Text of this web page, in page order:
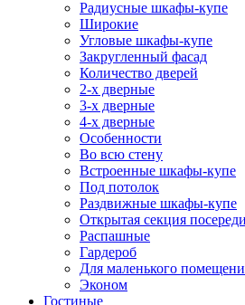
Радиусные шкафы-купе
Широкие
Угловые шкафы-купе
Закругленный фасад
Количество дверей
2-х дверные
3-х дверные
4-х дверные
Особенности
Во всю стену
Встроенные шкафы-купе
Под потолок
Раздвижные шкафы-купе
Открытая секция
Распашные
Гардероб
Для маленького
Эконом
Гостиные